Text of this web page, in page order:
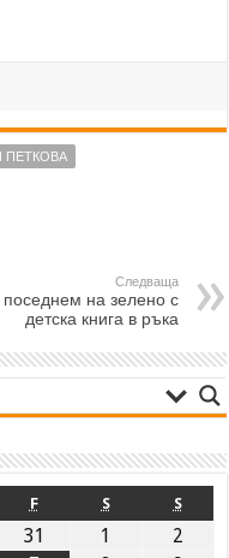
ПЕТКОВА
Следваща
поседнем на зелено с
детска книга в ръка
F S S
31 1
2